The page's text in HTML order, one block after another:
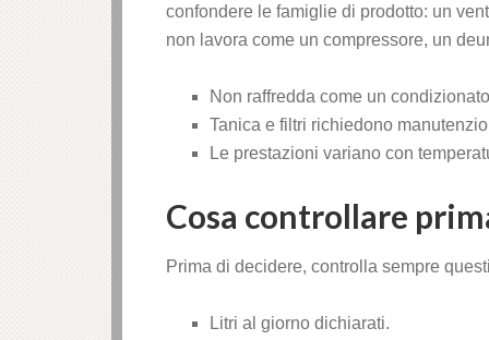
confondere le famiglie di prodotto: un
non lavora come un compressore, un
Non raffredda come un
Tanica e filtri richiedono
Le prestazioni variano con
Cosa controllare
Prima di decidere, controlla sempre
Litri al giorno dichiarati.